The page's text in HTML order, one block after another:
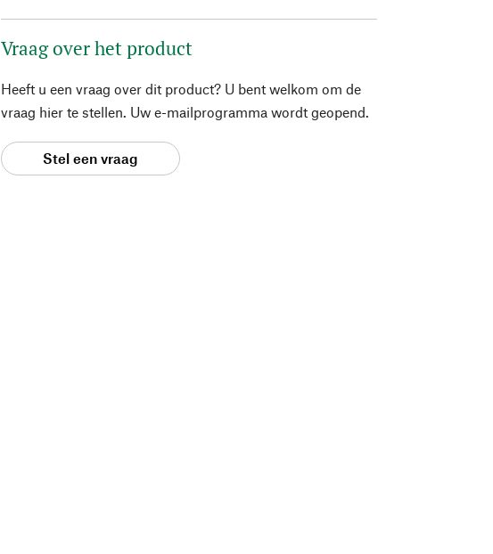
Vraag over het product
Heeft u een vraag over dit product? U bent welkom om de
vraag hier te stellen. Uw e-mailprogramma wordt geopend.
Stel een vraag